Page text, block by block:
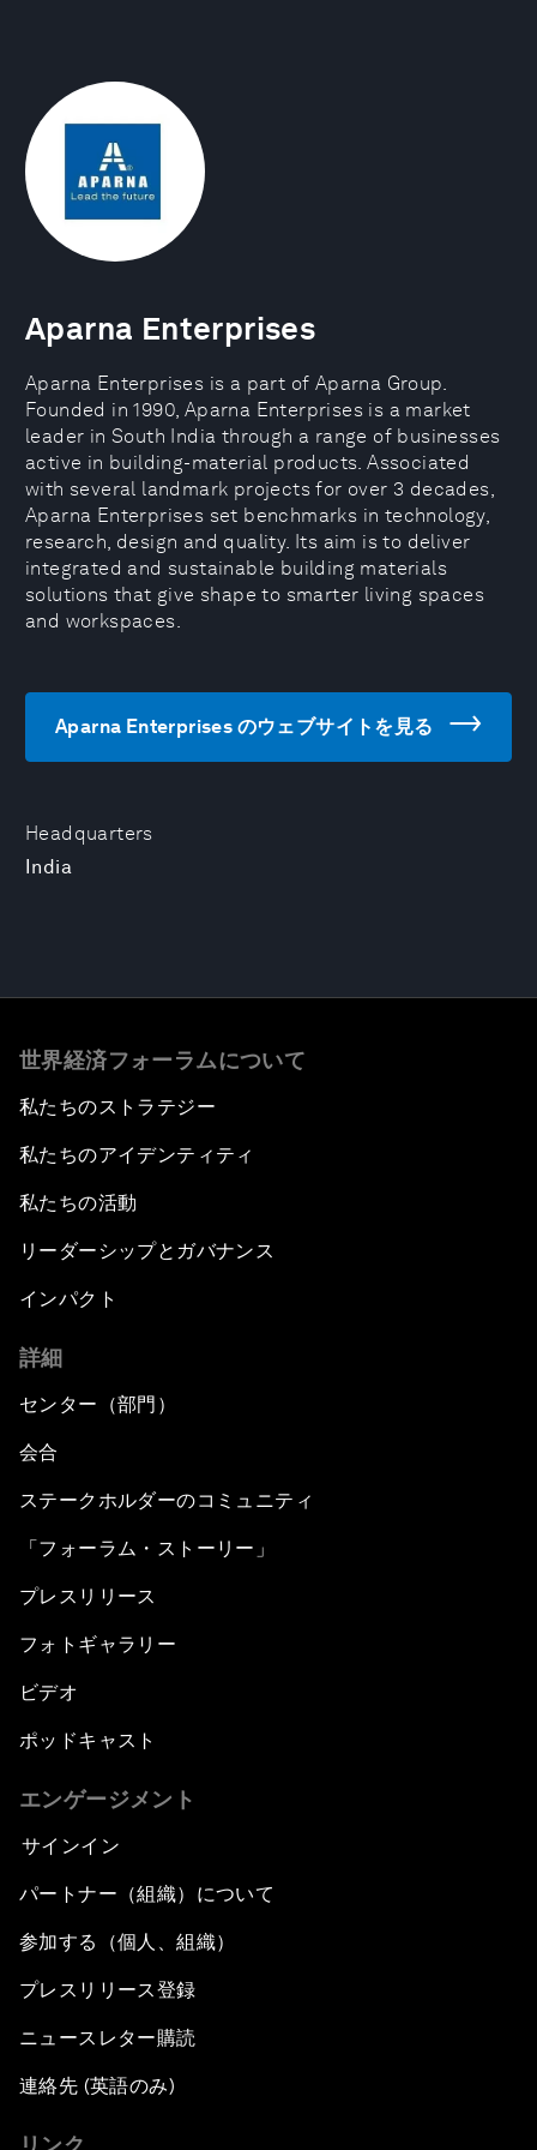
Headquarters
India
Aparna Enterprises
Aparna Enterprises is a part of Aparna Group.
Founded in 1990, Aparna Enterprises is a market
leader in South India through a range of businesses
active in building-material products. Associated
with several landmark projects for over 3 decades,
Aparna Enterprises set benchmarks in technology,
research, design and quality. Its aim is to deliver
integrated and sustainable building materials
solutions that give shape to smarter living spaces
and workspaces.
Aparna Enterprises のウェブサイトを見る
世界経済フォーラムについて
私たちのストラテジー
私たちのアイデンティティ
私たちの活動
リーダーシップとガバナンス
インパクト
詳細
センター（部門）
会合
ステークホルダーのコミュニティ
「フォーラム・ストーリー」
プレスリリース
フォトギャラリー
ビデオ
ポッドキャスト
エンゲージメント
サインイン
パートナー（組織）について
参加する（個人、組織）
プレスリリース登録
ニュースレター購読
連絡先 (英語のみ)
リンク